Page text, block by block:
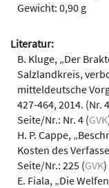
Gewicht: 0,90 g
Literatur:
B. Kluge, „Der
Salzlandkreis,
mitteldeutsche
427-464, 2014. (Nr.
Seite/Nr.: Nr. 4 (GVK
H. P. Cappe,
Kosten des
Seite/Nr.: 225 (GVK)
E. Fiala, „Die